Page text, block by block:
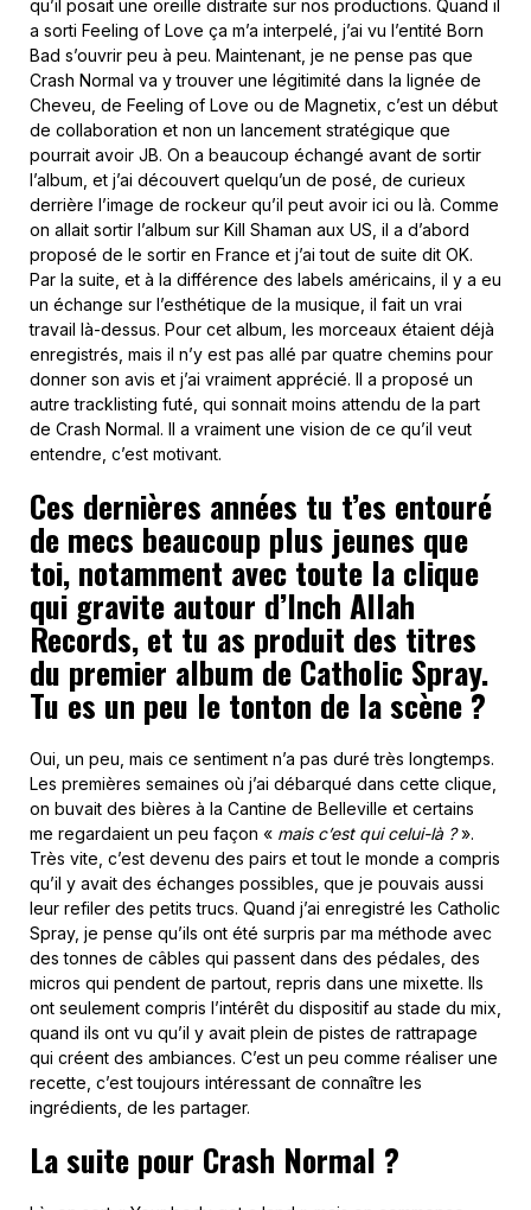
qu’il posait une oreille distraite sur nos productions. Quand il
a sorti Feeling of Love ça m’a interpelé, j’ai vu l’entité Born
Bad s’ouvrir peu à peu. Maintenant, je ne pense pas que
Crash Normal va y trouver une légitimité dans la lignée de
Cheveu, de Feeling of Love ou de Magnetix, c’est un début
de collaboration et non un lancement stratégique que
pourrait avoir JB. On a beaucoup échangé avant de sortir
l’album, et j’ai découvert quelqu’un de posé, de curieux
derrière l’image de rockeur qu’il peut avoir ici ou là. Comme
on allait sortir l’album sur Kill Shaman aux US, il a d’abord
proposé de le sortir en France et j’ai tout de suite dit OK.
Par la suite, et à la différence des labels américains, il y a eu
un échange sur l’esthétique de la musique, il fait un vrai
travail là-dessus. Pour cet album, les morceaux étaient déjà
enregistrés, mais il n’y est pas allé par quatre chemins pour
donner son avis et j’ai vraiment apprécié. Il a proposé un
autre tracklisting futé, qui sonnait moins attendu de la part
de Crash Normal. Il a vraiment une vision de ce qu’il veut
entendre, c’est motivant.
Ces dernières années tu t’es entouré
de mecs beaucoup plus jeunes que
toi, notamment avec toute la clique
qui gravite autour d’Inch Allah
Records, et tu as produit des titres
du premier album de Catholic Spray.
Tu es un peu le tonton de la scène ?
Oui, un peu, mais ce sentiment n’a pas duré très longtemps.
Les premières semaines où j’ai débarqué dans cette clique,
on buvait des bières à la Cantine de Belleville et certains
me regardaient un peu façon « mais c’est qui celui-là ?».
Très vite, c’est devenu des pairs et tout le monde a compris
qu’il y avait des échanges possibles, que je pouvais aussi
leur refiler des petits trucs. Quand j’ai enregistré les Catholic
Spray, je pense qu’ils ont été surpris par ma méthode avec
des tonnes de câbles qui passent dans des pédales, des
micros qui pendent de partout, repris dans une mixette. Ils
ont seulement compris l’intérêt du dispositif au stade du mix,
quand ils ont vu qu’il y avait plein de pistes de rattrapage
qui créent des ambiances. C’est un peu comme réaliser une
recette, c’est toujours intéressant de connaître les
ingrédients, de les partager.
La suite pour Crash Normal ?